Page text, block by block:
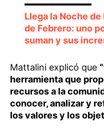
Llega la Noche
de Febrero: uno
suman y sus
Mattalini explicó que
herramienta que
recursos a la
conocer, analizar y
los valores y los